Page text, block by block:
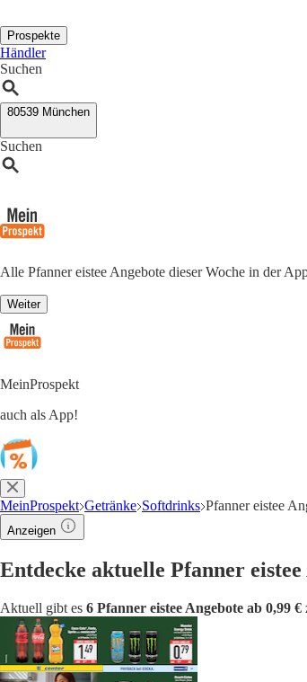
Prospekte
Händler
Suchen
80539 München
Suchen
Alle Pfanner eistee Angebote dieser Woche in der
Weiter
MeinProspekt
auch als App!
MeinProspekt Getränke Softdrinks Pfanner eistee
Anzeigen
Entdecke aktuelle Pfanner
Aktuell gibt es 6 Pfanner eistee Angebote ab 0,99 €